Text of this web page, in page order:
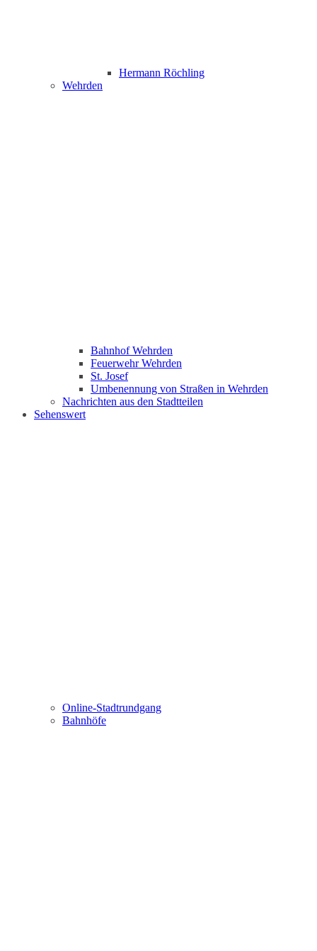
Hermann Röchling
Wehrden
Bahnhof Wehrden
Feuerwehr Wehrden
St. Josef
Umbenennung von Straßen in Wehrden
Nachrichten aus den Stadtteilen
Sehenswert
Online-Stadtrundgang
Bahnhöfe